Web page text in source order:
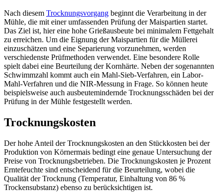
Nach diesem Trocknungsvorgang beginnt die Verarbeitung in der
Mühle, die mit einer umfassenden Prüfung der Maispartien startet.
Das Ziel ist, hier eine hohe Grießausbeute bei minimalem Fettgehalt
zu erreichen. Um die Eignung der Maispartien für die Müllerei
einzuschätzen und eine Separierung vorzunehmen, werden
verschiedenste Prüfmethoden verwendet. Eine besondere Rolle
spielt dabei eine Beurteilung der Kornhärte. Neben der sogenannten
Schwimmzahl kommt auch ein Mahl-Sieb-Verfahren, ein Labor-
Mahl-Verfahren und die NIR-Messung in Frage. So können heute
beispielsweise auch ausbeutemindernde Trocknungsschäden bei der
Prüfung in der Mühle festgestellt werden.
Trocknungskosten
Der hohe Anteil der Trocknungskosten an den Stückkosten bei der
Produktion von Körnermais bedingt eine genaue Untersuchung der
Preise von Trocknungsbetrieben. Die Trocknungskosten je Prozent
Erntefeuchte sind entscheidend für die Beurteilung, wobei die
Qualität der Trocknung (Temperatur, Einhaltung von 86 %
Trockensubstanz) ebenso zu berücksichtigen ist.